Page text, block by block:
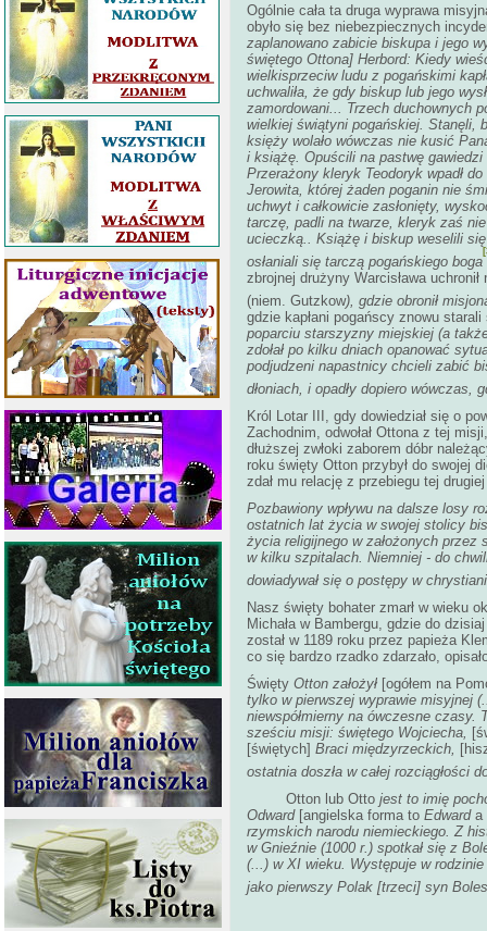
Ogólnie cała ta druga wyprawa
obyło się bez niebezpiecznych
zaplanowano zabicie biskupa i jego
świętego Ottona] Herbord: Kiedy
wielkisprzeciw ludu z pogańskimi
uchwaliła, że gdy biskup lub jego
zamordowani... Trzech duchownych
wielkiej świątyni pogańskiej. Stanęli,
księży wolało wówczas nie kusić
i książę. Opuścili na pastwę
Przerażony kleryk Teodoryk wpadł
Jerowita, której żaden poganin nie
uchwyt i całkowicie zasłonięty,
tarczę, padli na twarze, kleryk zaś
ucieczką.. Książę i biskup weselili
osłaniali się tarczą pogańskiego boga
zbrojnej drużyny Warcisława
(niem. Gutzkow), gdzie obronił
gdzie kapłani pogańscy znowu
poparciu starszyzny miejskiej (a
zdołał po kilku dniach opanować
podjudzeni napastnicy chcieli zabić
dłoniach, i opadły dopiero wówczas,
Król Lotar III, gdy dowiedział się o
Zachodnim, odwołał Ottona z tej
dłuższej zwłoki zaborem dóbr
roku święty Otton przybył do swojej
zdał mu relację z przebiegu tej
Pozbawiony wpływu na dalsze losy
ostatnich lat życia w swojej stolicy
życia religijnego w założonych
w kilku szpitalach. Niemniej - do
dowiadywał się o postępy w
Nasz święty bohater zmarł w wieku
Michała w Bambergu, gdzie do
został w 1189 roku przez papieża
co się bardzo rzadko zdarzało,
Święty Otton założył [ogółem na
tylko w pierwszej wyprawie misyjnej
niewspółmierny na ówczesne
sześciu misji: świętego Wojciecha,
[świętych] Braci międzyrzeckich,
ostatnia doszła w całej rozciągłości
Otton lub Otto jest to imię
Odward [angielska forma to Edward a
rzymskich narodu niemieckiego. Z
w Gnieźnie (1000 r.) spotkał się z
(...) w XI wieku. Występuje w
jako pierwszy Polak [trzeci] syn